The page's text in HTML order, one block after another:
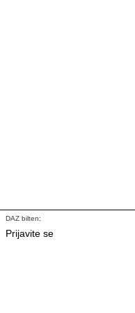
DAZ bilten:
Prijavite se